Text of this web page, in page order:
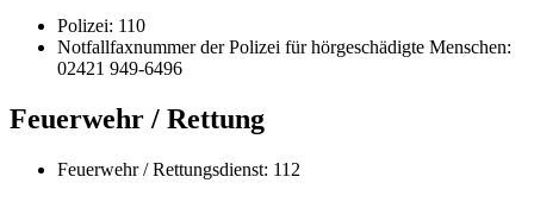
Polizei: 110
Notfallfaxnummer der Polizei für hörgeschädigte Menschen:
02421 949-6496
Feuerwehr / Rettung
Feuerwehr / Rettungsdienst: 112